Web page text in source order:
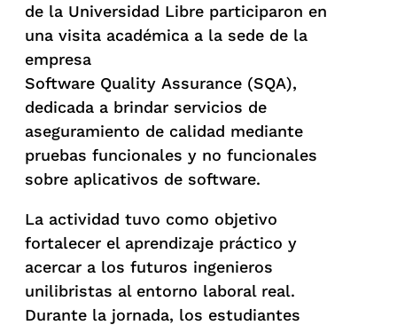
de la Universidad Libre participaron en
una visita académica a la sede de la
empresa
Software Quality Assurance (SQA),
dedicada a brindar servicios de
aseguramiento de calidad mediante
pruebas funcionales y no funcionales
sobre aplicativos de software.
La actividad tuvo como objetivo
fortalecer el aprendizaje práctico y
acercar a los futuros ingenieros
unilibristas al entorno laboral real.
Durante la jornada, los estudiantes